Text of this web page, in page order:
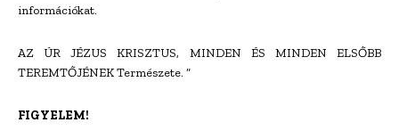
információkat.
AZ ÚR JÉZUS KRISZTUS, MINDEN ÉS MINDEN ELSŐBB
TEREMTŐJÉNEK Természete. ”
FIGYELEM!